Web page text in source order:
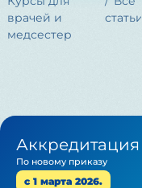
врачей и
медсестер
статьи
Аккредитация
По новому приказу
с 1 марта 2026.